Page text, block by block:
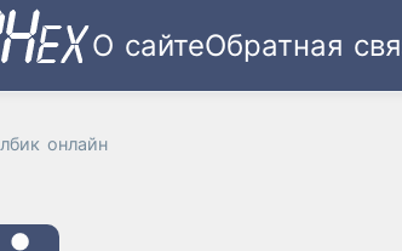
О сайтеОбратная
онлайн